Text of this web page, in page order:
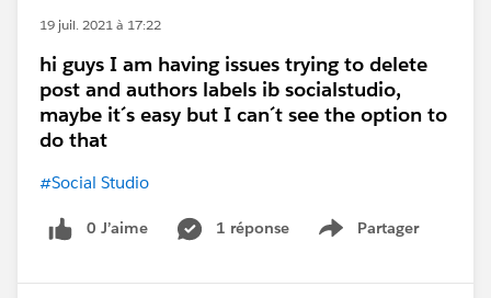
19 juil. 2021 à 17:22
hi guys I am having issues trying to delete
post and authors labels ib socialstudio,
maybe it´s easy but I can´t see the option to
do that
#Social Studio
0 J’aime 1 réponse Partager
Show menu